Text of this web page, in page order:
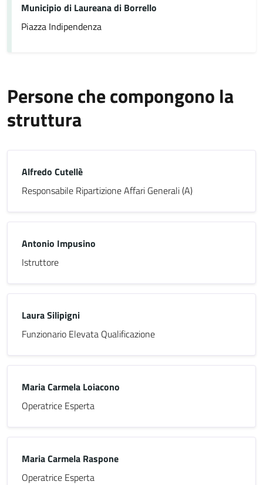
Municipio di Laureana di Borrello
Piazza Indipendenza
Persone che compongono la
struttura
Alfredo Cutellè
Responsabile Ripartizione Affari Generali (A)
Antonio Impusino
Istruttore
Laura Silipigni
Funzionario Elevata Qualificazione
Maria Carmela Loiacono
Operatrice Esperta
Maria Carmela Raspone
Operatrice Esperta